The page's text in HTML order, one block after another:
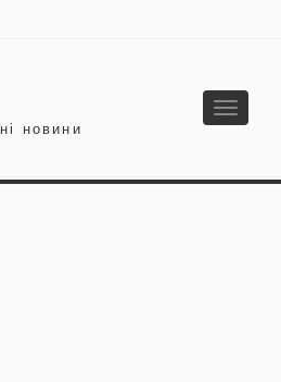
новини
Toggle